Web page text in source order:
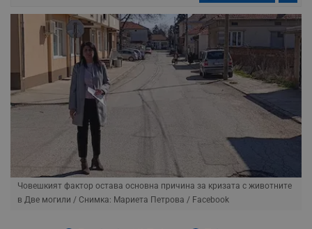
Човешкият фактор остава основна причина за кризата с животните
в Две могили / Снимка: Мариета Петрова / Facebook